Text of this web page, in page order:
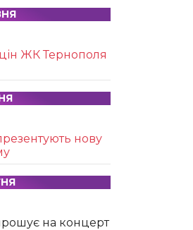
ЖК Тернополя
нову
на концерт